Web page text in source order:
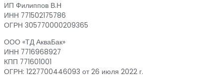
ИП Филиппов В.Н
ИНН 771502175786
ОГРН 305770000209365
ООО «ТД АкваБак»
ИНН 7716968927
КПП 771601001
ОГРН: 1227700446093 от 26 июля 2022 г.